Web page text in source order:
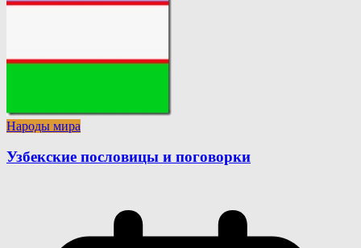
Народы мира
Узбекские пословицы и поговорки